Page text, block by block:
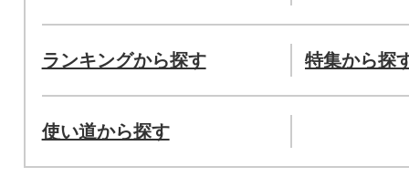
ランキングから探す 特集から探
使い道から探す